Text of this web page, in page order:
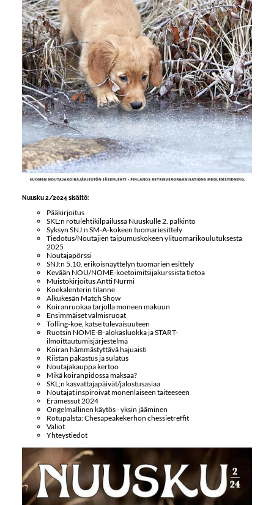
Nuusku 2/2024 sisältö:
Pääkirjoitus
SKL:n rotulehtikilpailussa Nuuskulle 2. palkinto
Syksyn SNJ:n SM-A-kokeen tuomariesittely
Tiedotus/Noutajien taipumuskokeen ylituomarikoulutuksesta
2025
Noutajapörssi
SNJ:n 5.10. erikoisnäyttelyn tuomarien esittely
Kevään NOU/NOME-koetoimitsijakurssista tietoa
Muistokirjoitus Antti Nurmi
Koekalenterin tilanne
Alkukesän Match Show
Koiranruokaa tarjolla moneen makuun
Ensimmäiset valmisruoat
Tolling-koe, katse tulevaisuuteen
Ruotsin NOME-B-alokasluokka ja START-
ilmoittautumisjärjestelmä
Koiran hämmästyttävä hajuaisti
Riistan pakastus ja sulatus
Noutajakauppa kertoo
Mikä koiranpidossa maksaa?
SKL;n kasvattajapäivät/jalostusasiaa
Noutajat inspiroivat monenlaiseen taiteeseen
Erämessut 2024
Ongelmallinen käytös - yksin jääminen
Rotupalsta: Chesapeakekerhon chessietreffit
Valiot
Yhteystiedot